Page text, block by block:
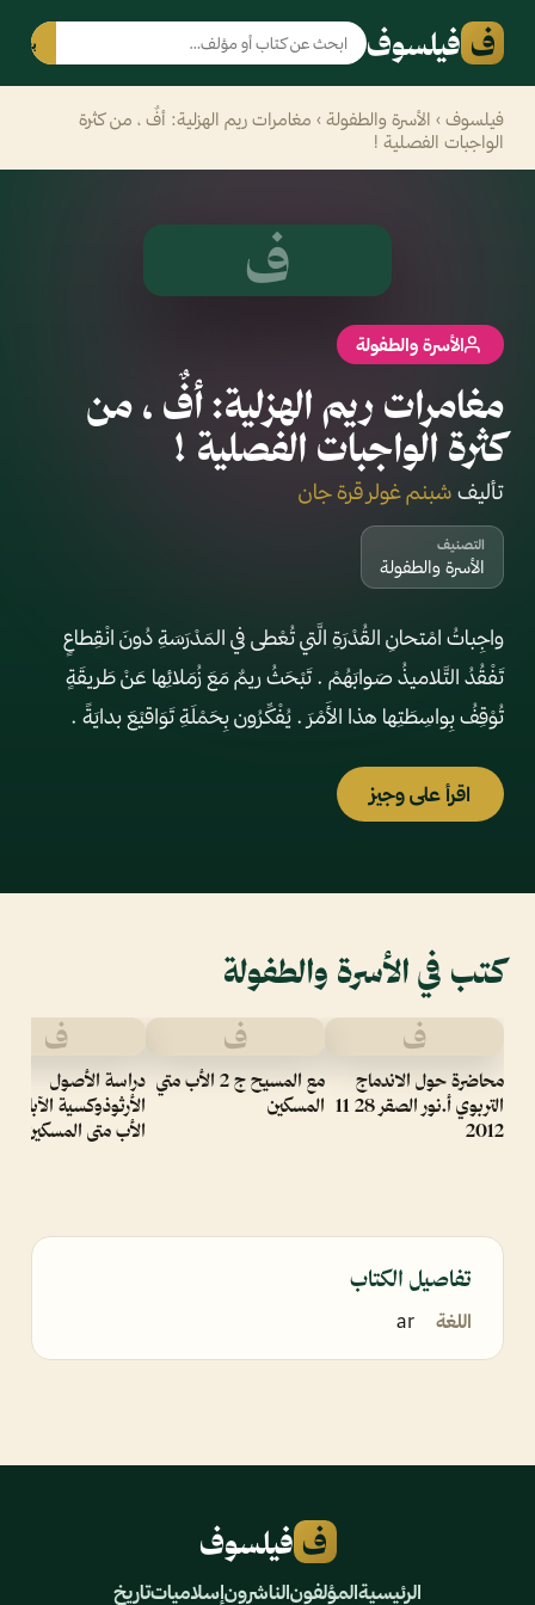
ف فيلسوف بحث
فيلسوف › الأسرة والطفولة › مغامرات ريم الهزلية: أفٌ ، من كثرة
الواجبات الفصلية !
ف
الأسرة والطفولة
مغامرات ريم الهزلية: أفٌ ، من
كثرة الواجبات الفصلية !
تأليف شبنم غولر قرة جان
التصنيف
الأسرة والطفولة
واجِباتُ امْتحانِ القُدْرَةِ الَّتي تُعْطى في المَدْرَسَةِ دُونَ انْقِطاعٍ
تَفْقُدُ التَّلاميذُ صَوابَهُمْ . تَبْحَثُ ريمٌ مَعَ زُمَلائِها عَنْ طَريقَةٍ
تُوْقِفُ بِواسِطَتِها هذا الأَمْرَ . يُفْكِّرُون بِحَمْلَةِ تَوَاقيْعَ بدايَةً .
اقرأ على وجيز
كتب في الأسرة والطفولة
ف
محاضرة حول الاندماج
التربوي أ.نور الصقر 28 11
2012
ف
مع المسيح ج 2 الأب متي
المسكين
ف
دراسة الأصول
الأب متى المسكين
تفاصيل الكتاب
اللغة ar
ف فيلسوف
الرئيسيةالمؤلفونالناشرونإسلامياتتاريخ